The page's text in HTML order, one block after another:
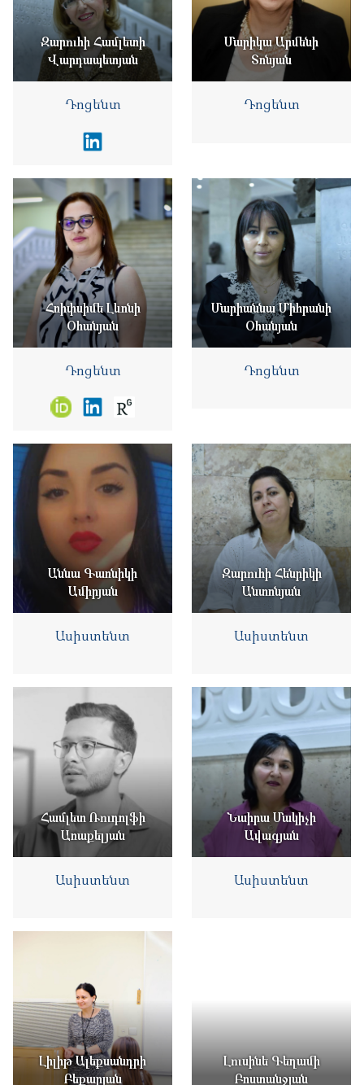
Զարուհի Համլետի
Վարդապետյան
Դոցենտ
Մարիկա Արմենի
Տոնյան
Դոցենտ
Հռիփսիմե Լևոնի
Օհանյան
Դոցենտ
Մարիաննա Միհրանի
Օհանյան
Դոցենտ
Աննա Գառնիկի
Ամիրյան
Ասիստենտ
Զարուհի Հենրիկի
Անտոնյան
Ասիստենտ
Համլետ Ռուդոլֆի
Առաքելյան
Ասիստենտ
Նաիրա Մակիչի
Ավագյան
Ասիստենտ
Լիլիթ Ալեքսանդրի
Բեքարյան
Լուսինե Գեղամի
Բոստանջյան